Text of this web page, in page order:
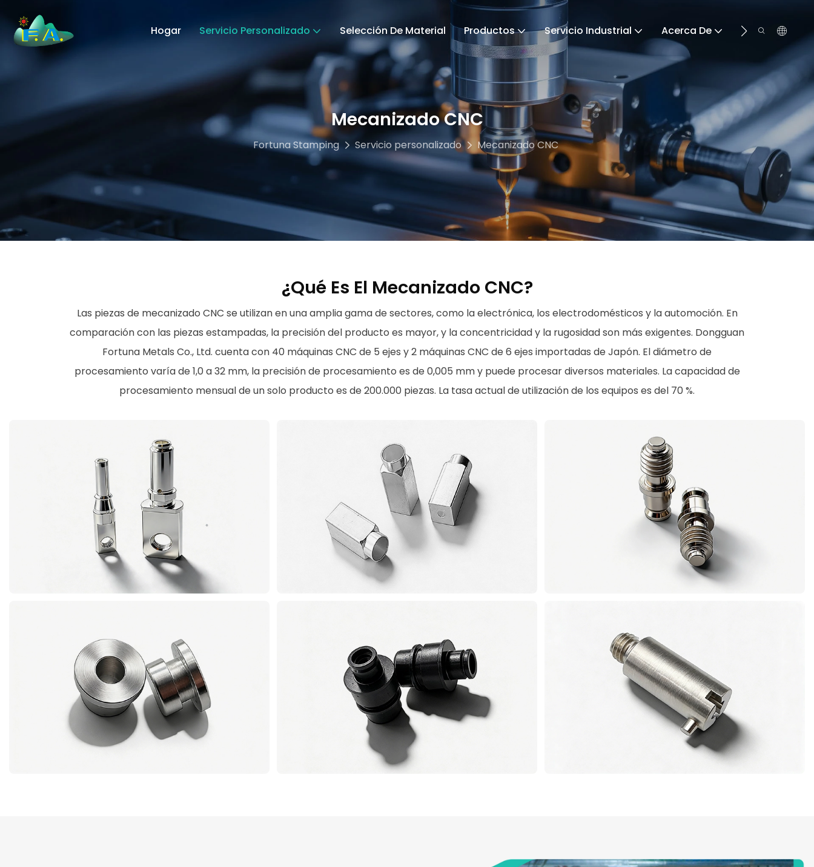
Hogar Servicio Personalizado Selección De Material Productos Servicio Industrial Acerca De Recurso
Mecanizado CNC
Fortuna Stamping Servicio personalizado Mecanizado CNC
¿Qué Es El Mecanizado CNC?
Las piezas de mecanizado CNC se utilizan en una amplia gama de sectores, como la electrónica, los electrodomésticos y la automoción. En
comparación con las piezas estampadas, la precisión del producto es mayor, y la concentricidad y la rugosidad son más exigentes. Dongguan
Fortuna Metals Co., Ltd. cuenta con 40 máquinas CNC de 5 ejes y 2 máquinas CNC de 6 ejes importadas de Japón. El diámetro de
procesamiento varía de 1,0 a 32 mm, la precisión de procesamiento es de 0,005 mm y puede procesar diversos materiales. La capacidad de
procesamiento mensual de un solo producto es de 200.000 piezas. La tasa actual de utilización de los equipos es del 70 %.